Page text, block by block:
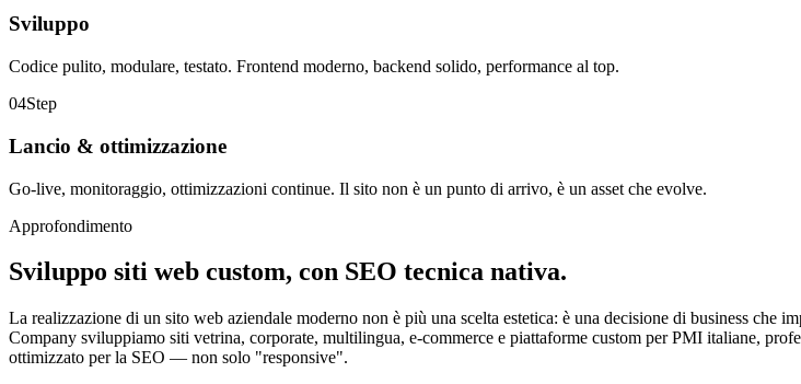
Sviluppo
Codice pulito, modulare, testato. Frontend moderno, backend solido, performance al top.
04Step
Lancio & ottimizzazione
Go-live, monitoraggio, ottimizzazioni continue. Il sito non è un punto di arrivo, è un asset che evolve.
Approfondimento
Sviluppo siti web custom, con SEO tecnica nativa.
La realizzazione di un sito web aziendale moderno non è più una scelta estetica: è una decisione di business che
Company sviluppiamo siti vetrina, corporate, multilingua, e-commerce e piattaforme custom per PMI italiane,
ottimizzato per la SEO — non solo "responsive".